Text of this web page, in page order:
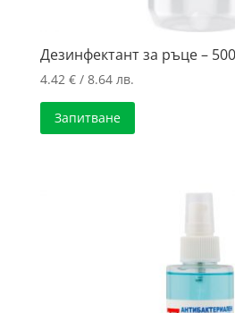
Дезинфектант за ръце –
4.42 €/ 8.64 лв.
Запитване